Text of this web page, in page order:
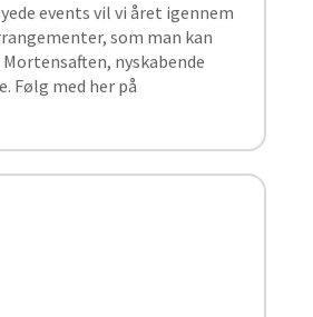
events vil vi året igennem
som man kan
nyskabende
Følg med her på